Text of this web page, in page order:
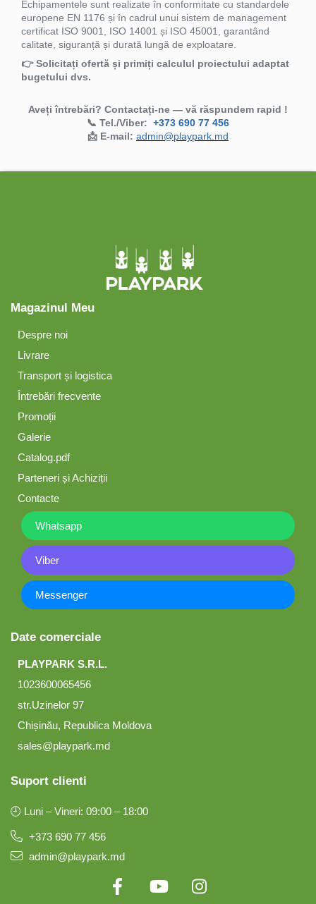
Echipamentele sunt realizate în conformitate cu standardele
europene EN 1176 și în cadrul unui sistem de management
certificat ISO 9001, ISO 14001 și ISO 45001, garantând
calitate, siguranță și durată lungă de exploatare.
👉 Solicitați ofertă și primiți calculul proiectului adaptat
bugetului dvs.
Aveți întrebări? Contactați-ne — vă răspundem rapid !
📞 Tel./Viber: +373 690 77 456
📩 E-mail: admin@playpark.md
Magazinul Meu
Despre noi
Livrare
Transport și logistica
Întrebări frecvente
Promoții
Galerie
Catalog.pdf
Parteneri și Achiziții
Contacte
Whatsapp
Viber
Messenger
Date comerciale
PLAYPARK S.R.L.
1023600065456
str.Uzinelor 97
Chișinău, Republica Moldova
sales@playpark.md
Suport clienti
🕘 Luni – Vineri: 09:00 – 18:00
+373 690 77 456
admin@playpark.md